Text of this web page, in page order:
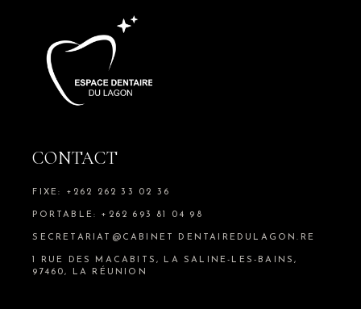
CONTACT
FIXE: +262 262 33 02 36
PORTABLE: +262 693 81 04 98
SECRETARIAT@CABINET DENTAIREDULAGON.RE
1 RUE DES MACABITS, LA SALINE-LES-BAINS,
97460, LA RÉUNION